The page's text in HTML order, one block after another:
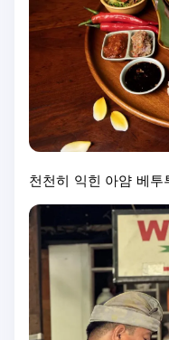
천천히 익힌 아얌 베